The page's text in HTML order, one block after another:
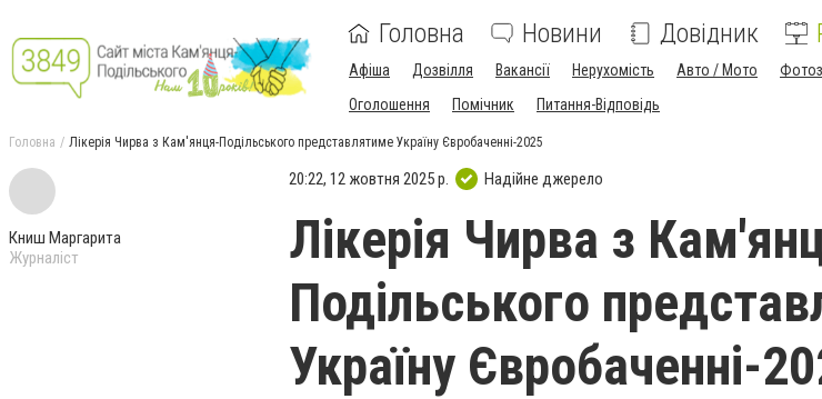
Головна Новини Довідник
Афіша Дозвілля Вакансії Нерухомість Авто / Мото
Оголошення
Помічник Питання-Відповідь
Головна Лікерія Чирва з Кам'янця-Подільського представлятиме Україну Євробаченні-2025
Книш Маргарита
Журналіст
20:22, 12 жовтня 2025 р. Надійне джерело
Лікерія Чирва з
Подільського
Україну Євробаченні-